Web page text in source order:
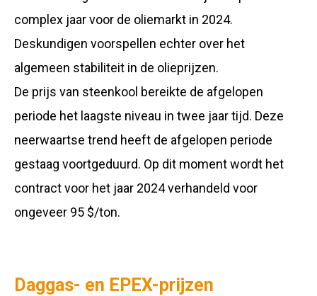
complex jaar voor de oliemarkt in 2024.
Deskundigen voorspellen echter over het
algemeen stabiliteit in de olieprijzen.
De prijs van steenkool bereikte de afgelopen
periode het laagste niveau in twee jaar tijd. Deze
neerwaartse trend heeft de afgelopen periode
gestaag voortgeduurd. Op dit moment wordt het
contract voor het jaar 2024 verhandeld voor
ongeveer 95 $/ton.
Daggas- en EPEX-prijzen